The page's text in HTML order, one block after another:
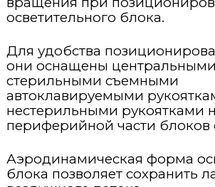
осветительного блока.
Для удобства
они оснащены центральными
стерильными съемными
автоклавируемыми
нестерильными рукоятками
периферийной части блоков
Аэродинамическая форма
блока позволяет сохранить